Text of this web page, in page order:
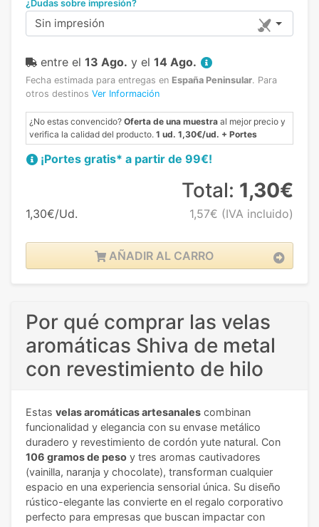
¿Dudas sobre impresión?
Sin impresión
entre el 13 Ago. y el 14 Ago.
Fecha estimada para entregas en España Peninsular. Para
otros destinos Ver Información
¿No estas convencido? Oferta de una muestra al mejor precio y
verifica la calidad del producto. 1 ud. 1,30€/ud. + Portes
¡Portes gratis* a partir de 99€!
1,30€/Ud.
Total: 1,30€
1,57€ (IVA incluido)
AÑADIR AL CARRO
Por qué comprar las velas
aromáticas Shiva de metal
con revestimiento de hilo
Estas velas aromáticas artesanales combinan
funcionalidad y elegancia con su envase metálico
duradero y revestimiento de cordón yute natural. Con
106 gramos de peso y tres aromas cautivadores
(vainilla, naranja y chocolate), transforman cualquier
espacio en una experiencia sensorial única. Su diseño
rústico-elegante las convierte en el regalo corporativo
perfecto para empresas que buscan impactar con